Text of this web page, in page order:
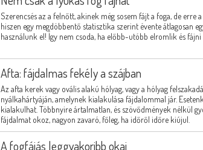
Szerencsés az a felnőtt, akinek még sosem fájt a foga, de erre
hiszen egy megdöbbentő statisztika szerint évente átlagosan
használunk el! Így nem csoda, ha előbb-utóbb elromlik és fájni
Afta: fájdalmas fekély a szájban
Az afta kerek vagy ovális alakú hólyag, vagy a hólyag
nyálkahártyáján, amelynek kialakulása fájdalommal jár.
kialakulhat. Többnyire ártalmatlan, és szövődmények nélkül
fájdalmat okoz, nagyon zavaró, főleg, ha időről időre kiújul.
A fogfájás leggyakoribb okai